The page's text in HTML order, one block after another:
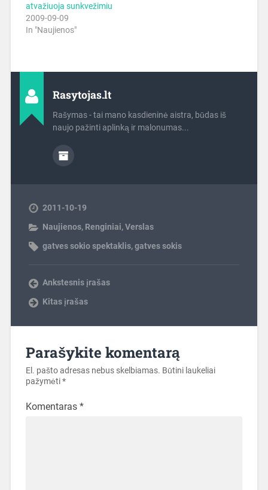
atvažiuoja sunkvežimiu
2009-09-09
In "Naujienos"
Rasytojas.lt
Rašymas - tai mano kasdieninė aistra, būdas iš
naujo pažinti aplinką ir malonumas...
2011-10-19
Naujienos, Renginiai,Verslas
gatves sokio spektaklis,gatves sokis
Ankstesnis įrašas
Kitas įrašas
Parašykite komentarą
El. pašto adresas nebus skelbiamas. Būtini laukeliai
pažymėti*
Komentaras *